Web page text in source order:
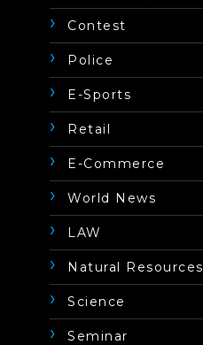
Contest
Police
E-Sports
Retail
E-Commerce
World News
LAW
Natural Resources
Science
Seminar